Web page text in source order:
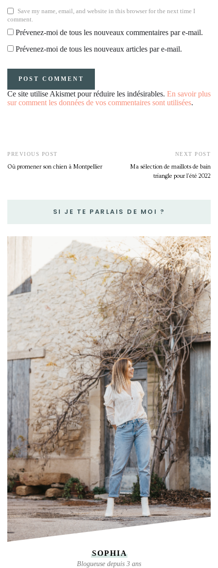
Save my name, email, and website in this browser for the next time I
comment.
Prévenez-moi de tous les nouveaux commentaires par e-mail.
Prévenez-moi de tous les nouveaux articles par e-mail.
Ce site utilise Akismet pour réduire les indésirables. En savoir plus
sur comment les données de vos commentaires sont utilisées.
PREVIOUS POST
Où promener son chien à Montpellier
NEXT POST
Ma sélection de maillots de bain
triangle pour l'été 2022
SI JE TE PARLAIS DE MOI ?
SOPHIA
Blogueuse depuis 3 ans